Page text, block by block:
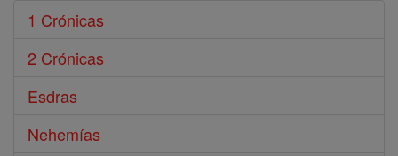
1 Crónicas
2 Crónicas
Esdras
Nehemías